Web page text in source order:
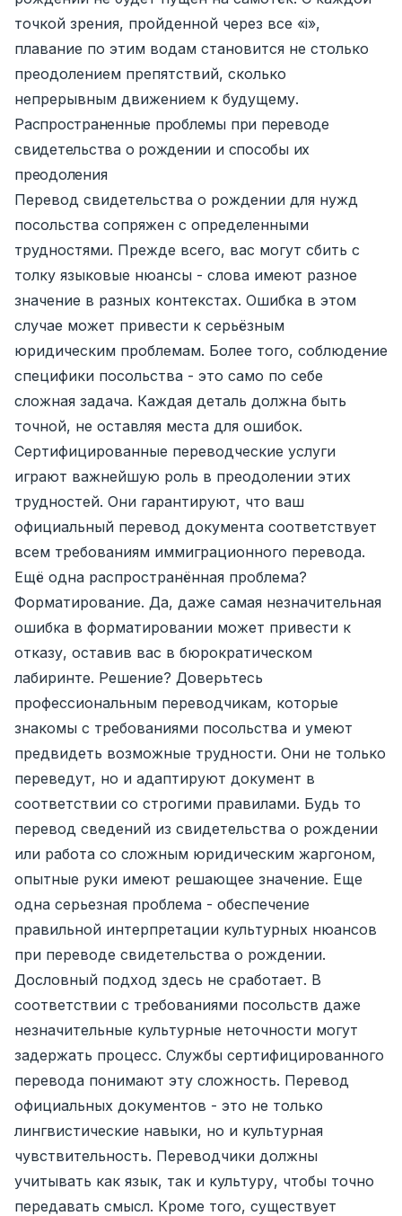
точкой зрения, пройденной через все «i»,
плавание по этим водам становится не столько
преодолением препятствий, сколько
непрерывным движением к будущему.
Распространенные проблемы при переводе
свидетельства о рождении и способы их
преодоления
Перевод свидетельства о рождении для нужд
посольства сопряжен с определенными
трудностями. Прежде всего, вас могут сбить с
толку языковые нюансы - слова имеют разное
значение в разных контекстах. Ошибка в этом
случае может привести к серьёзным
юридическим проблемам. Более того, соблюдение
специфики посольства - это само по себе
сложная задача. Каждая деталь должна быть
точной, не оставляя места для ошибок.
Сертифицированные переводческие услуги
играют важнейшую роль в преодолении этих
трудностей. Они гарантируют, что ваш
официальный перевод документа соответствует
всем требованиям иммиграционного перевода.
Ещё одна распространённая проблема?
Форматирование. Да, даже самая незначительная
ошибка в форматировании может привести к
отказу, оставив вас в бюрократическом
лабиринте. Решение? Доверьтесь
профессиональным переводчикам, которые
знакомы с требованиями посольства и умеют
предвидеть возможные трудности. Они не только
переведут, но и адаптируют документ в
соответствии со строгими правилами. Будь то
перевод сведений из свидетельства о рождении
или работа со сложным юридическим жаргоном,
опытные руки имеют решающее значение. Еще
одна серьезная проблема - обеспечение
правильной интерпретации культурных нюансов
при переводе свидетельства о рождении.
Дословный подход здесь не сработает. В
соответствии с требованиями посольств даже
незначительные культурные неточности могут
задержать процесс. Службы сертифицированного
перевода понимают эту сложность. Перевод
официальных документов - это не только
лингвистические навыки, но и культурная
чувствительность. Переводчики должны
учитывать как язык, так и культуру, чтобы точно
передавать смысл. Кроме того, существует